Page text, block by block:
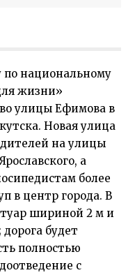
национальному
жизни»
улицы Ефимова в
Новая улица
на улицы
а
более
в центр города. В
шириной 2 м и
будет
полностью
с